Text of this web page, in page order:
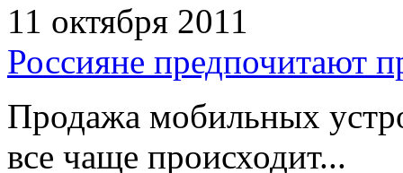
11 октября 2011
Россияне предпочитают
Продажа мобильных
все чаще происходит...